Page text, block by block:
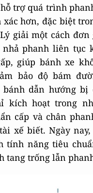
trợ quá trình
xác hơn, đặc biệt
giải một cách đơn
phanh liên tục
giúp bánh xe
bảo độ bám
dẫn hướng bị
kích hoạt trong
cấp và chân
xế biết. Ngày
tính năng tiêu
tang trống lẫn